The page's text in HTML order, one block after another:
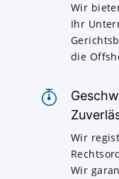
Wir
Ihr
die
Wir
Wir